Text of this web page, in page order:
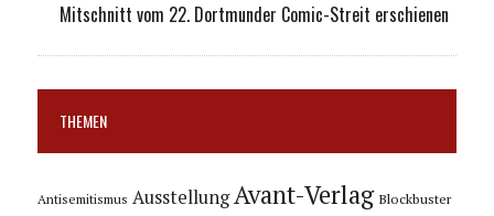
Mitschnitt vom 22. Dortmunder Comic-Streit erschienen
THEMEN
Antisemitismus Ausstellung Avant-Verlag Blockbuster